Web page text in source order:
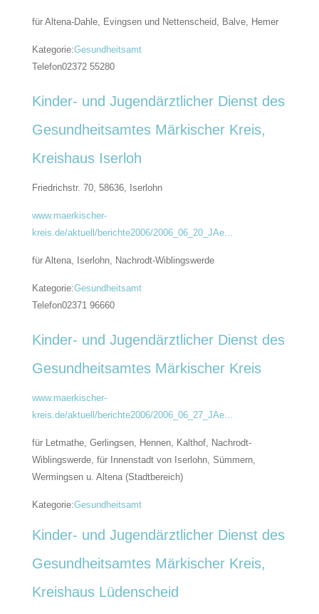
für Altena-Dahle, Evingsen und Nettenscheid, Balve, Hemer
Kategorie:Gesundheitsamt
Telefon02372 55280
Kinder- und Jugendärztlicher Dienst des
Gesundheitsamtes Märkischer Kreis,
Kreishaus Iserloh
Friedrichstr. 70, 58636, Iserlohn
www.maerkischer-
kreis.de/aktuell/berichte2006/2006_06_20_JAe...
für Altena, Iserlohn, Nachrodt-Wiblingswerde
Kategorie:Gesundheitsamt
Telefon02371 96660
Kinder- und Jugendärztlicher Dienst des
Gesundheitsamtes Märkischer Kreis
www.maerkischer-
kreis.de/aktuell/berichte2006/2006_06_27_JAe...
für Letmathe, Gerlingsen, Hennen, Kalthof, Nachrodt-
Wiblingswerde, für Innenstadt von Iserlohn, Sümmern,
Wermingsen u. Altena (Stadtbereich)
Kategorie:Gesundheitsamt
Kinder- und Jugendärztlicher Dienst des
Gesundheitsamtes Märkischer Kreis,
Kreishaus Lüdenscheid